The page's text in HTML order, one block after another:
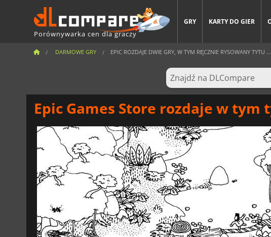
Porównywarka cen dla graczy
GRY KARTY DO GIER
DARMOWE GRY EPIC ROZDAJE DWIE GRY, W TYM RĘCZNIE RYSOWANY TYTU ...
Epic Games Store rozdaje w